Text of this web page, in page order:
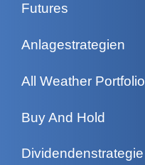
Futures
Anlagestrategien
All Weather Portfolio
Buy And Hold
Dividendenstrategie